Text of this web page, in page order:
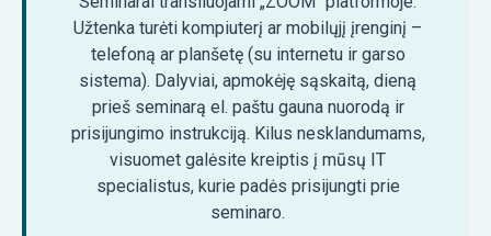
Užtenka turėti kompiuterį ar mobilųjį įrenginį –
telefoną ar planšetę (su internetu ir garso
sistema). Dalyviai, apmokėję sąskaitą, dieną
prieš seminarą el. paštu gauna nuorodą ir
prisijungimo instrukciją. Kilus nesklandumams,
visuomet galėsite kreiptis į mūsų IT
specialistus, kurie padės prisijungti prie
seminaro.